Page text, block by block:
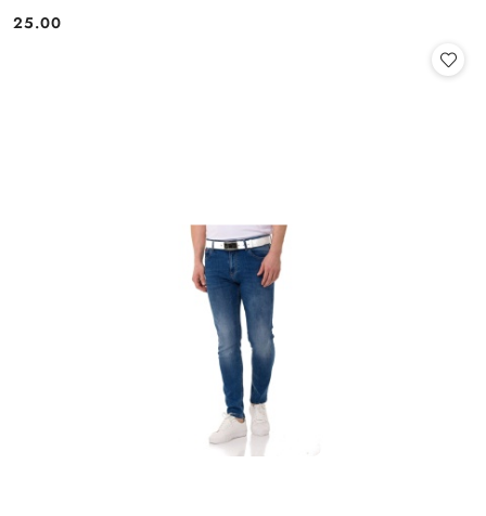
Cena:
25.00